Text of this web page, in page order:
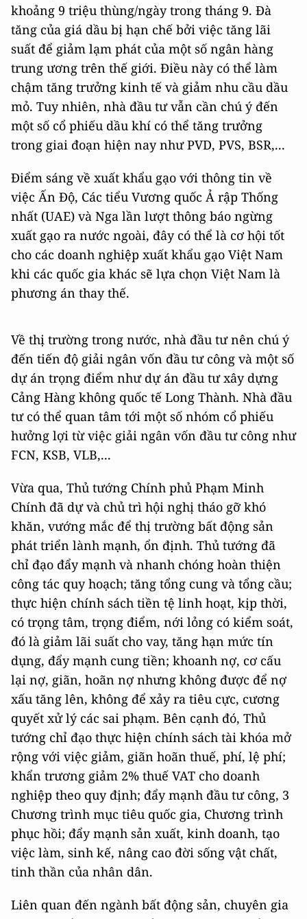
khoảng 9 triệu thùng/ngày trong tháng 9. Đà
tăng của giá dầu bị hạn chế bởi việc tăng lãi
suất để giảm lạm phát của một số ngân hàng
trung ương trên thế giới. Điều này có thể làm
chậm tăng trưởng kinh tế và giảm nhu cầu dầu
mỏ. Tuy nhiên, nhà đầu tư vẫn cần chú ý đến
một số cổ phiếu dầu khí có thể tăng trưởng
trong giai đoạn hiện nay như PVD, PVS, BSR,...
Điểm sáng về xuất khẩu gạo với thông tin về
việc Ấn Độ, Các tiểu Vương quốc Ả rập Thống
nhất (UAE) và Nga lần lượt thông báo ngừng
xuất gạo ra nước ngoài, đây có thể là cơ hội tốt
cho các doanh nghiệp xuất khẩu gạo Việt Nam
khi các quốc gia khác sẽ lựa chọn Việt Nam là
phương án thay thế.
Về thị trường trong nước, nhà đầu tư nên chú ý
đến tiến độ giải ngân vốn đầu tư công và một số
dự án trọng điểm như dự án đầu tư xây dựng
Cảng Hàng không quốc tế Long Thành. Nhà đầu
tư có thể quan tâm tới một số nhóm cổ phiếu
hưởng lợi từ việc giải ngân vốn đầu tư công như
FCN, KSB, VLB,...
Vừa qua, Thủ tướng Chính phủ Phạm Minh
Chính đã dự và chủ trì hội nghị tháo gỡ khó
khăn, vướng mắc để thị trường bất động sản
phát triển lành mạnh, ổn định. Thủ tướng đã
chỉ đạo đẩy mạnh và nhanh chóng hoàn thiện
công tác quy hoạch; tăng tổng cung và tổng cầu;
thực hiện chính sách tiền tệ linh hoạt, kịp thời,
có trọng tâm, trọng điểm, nới lỏng có kiểm soát,
đó là giảm lãi suất cho vay, tăng hạn mức tín
dụng, đẩy mạnh cung tiền; khoanh nợ, cơ cấu
lại nợ, giãn, hoãn nợ nhưng không được để nợ
xấu tăng lên, không để xảy ra tiêu cực, cương
quyết xử lý các sai phạm. Bên cạnh đó, Thủ
tướng chỉ đạo thực hiện chính sách tài khóa mở
rộng với việc giảm, giãn hoãn thuế, phí, lệ phí;
khẩn trương giảm 2% thuế VAT cho doanh
nghiệp theo quy định; đẩy mạnh đầu tư công, 3
Chương trình mục tiêu quốc gia, Chương trình
phục hồi; đẩy mạnh sản xuất, kinh doanh, tạo
việc làm, sinh kế, nâng cao đời sống vật chất,
tinh thần của nhân dân.
Liên quan đến ngành bất động sản, chuyên gia